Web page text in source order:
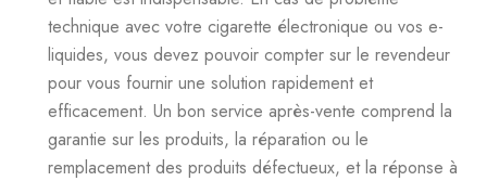
technique avec votre cigarette électronique ou vos e-
liquides, vous devez pouvoir compter sur le revendeur
pour vous fournir une solution rapidement et
efficacement. Un bon service après-vente comprend la
garantie sur les produits, la réparation ou le
remplacement des produits défectueux, et la réponse à